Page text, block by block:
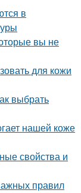
в
вы не
для кожи
выбрать
нашей коже
свойства и
правил